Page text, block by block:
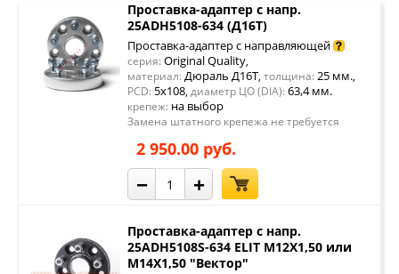
Проставка-адаптер с напр.
25ADH5108-634 (Д16Т)
Проставка-адаптер с направляющей
серия: Original Quality,
материал: Дюраль Д16Т, толщина: 25 мм.,
PCD: 5x108, диаметр ЦО (DIA): 63,4 мм.
крепеж: на выбор
Замена штатного крепежа не требуется
2 950.00 руб.
− +
Проставка-адаптер с напр.
25ADH5108S-634 ELIT М12Х1,50 или
M14X1,50 "Вектор"